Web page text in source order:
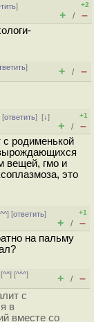
]
+2
+ / –
]
+ / –
[ответить][↓]
+1
+ / –
с родименькой
вещей, гмо и
это
] [ответить]
+1
+ / –
на пальму
^^] [^^^]
+ / –
с
в
вместе со